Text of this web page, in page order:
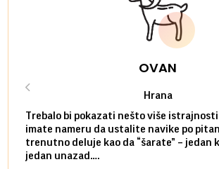
OVAN
Hrana
Trebalo bi pokazati nešto više
imate nameru da ustalite navike po
trenutno deluje kao da “šarate” – jedan
jedan unazad….